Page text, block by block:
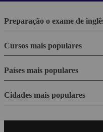
Preparação o exame de
Cursos mais populares
Países mais populares
Cidades mais populares